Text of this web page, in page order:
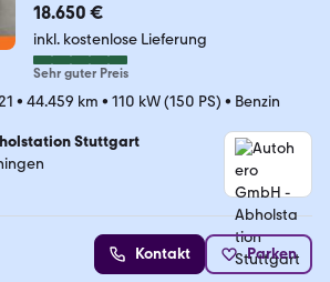
18.650 €
inkl. kostenlose Lieferung
Sehr guter Preis
• 44.459 km • 110 kW (150 PS) • Benzin
Stuttgart
Kontakt Parken